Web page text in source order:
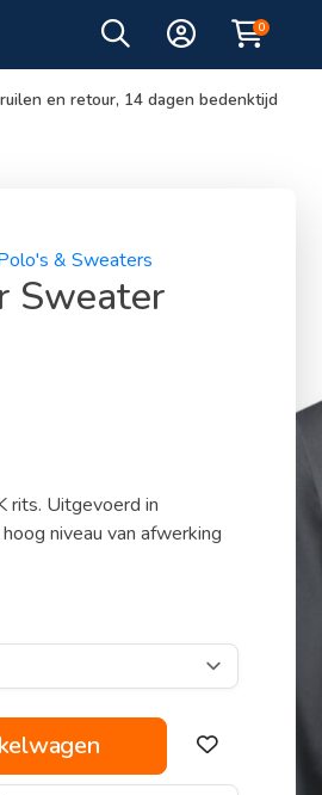
0
en retour, 14 dagen bedenktijd
& Sweaters
Sweater
rits. Uitgevoerd in
niveau van afwerking